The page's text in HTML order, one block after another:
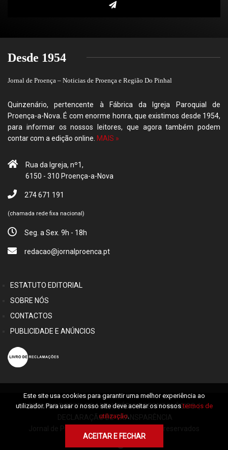
Desde 1954
Jornal de Proença – Noticias de Proença e Região Do Pinhal
Quinzenário, pertencente à Fábrica da Igreja Paroquial de
Proença-a-Nova. É com enorme honra, que existimos desde 1954,
para informar os nossos leitores, que agora também podem
contar com a edição online. MAIS »
Rua da Igreja, nº1,
6150 - 310 Proença-a-Nova
274 671 191
(chamada rede fixa nacional)
Seg. a Sex. 9h - 18h
redacao@jornalproenca.pt
ESTATUTO EDITORIAL
SOBRE NÓS
CONTACTOS
PUBLICIDADE E ANÚNCIOS
TERMOS E PRIVACIDADE|CÓDIGO DEONTOLÓGICO|
DECLARAÇÃO DE TRANSPARÊNCIA
Este site usa cookies para garantir uma melhor experiência ao
utilizador. Para usar o nosso site deve aceitar os nossostermos de
utilização.
ACEITAR E FECHAR